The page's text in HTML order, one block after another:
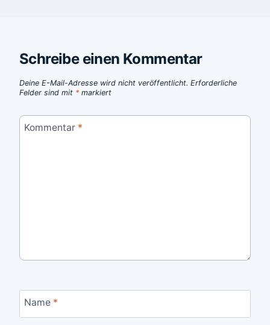
Schreibe einen Kommentar
Deine E-Mail-Adresse wird nicht veröffentlicht. Erforderliche
Felder sind mit * markiert
Kommentar *
Name *